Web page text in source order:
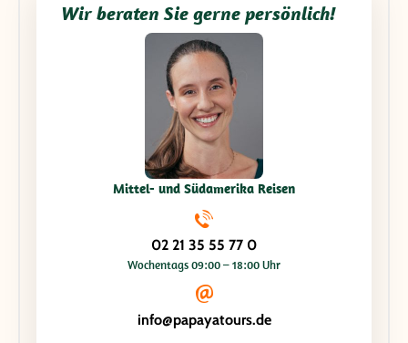
Wir beraten Sie gerne persönlich!
Mittel- und Südamerika Reisen
02 21 35 55 77 0
Wochentags 09:00 – 18:00 Uhr
info@papayatours.de